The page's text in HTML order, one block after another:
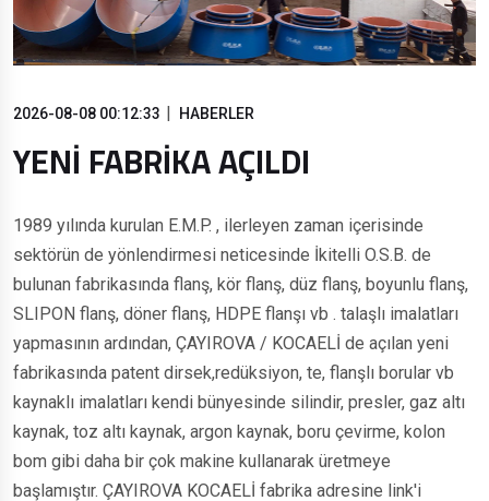
2026-08-08 00:12:33 HABERLER
YENİ FABRİKA AÇILDI
1989 yılında kurulan E.M.P. , ilerleyen zaman içerisinde
sektörün de yönlendirmesi neticesinde İkitelli O.S.B. de
bulunan fabrikasında flanş, kör flanş, düz flanş, boyunlu flanş,
SLIPON flanş, döner flanş, HDPE flanşı vb . talaşlı imalatları
yapmasının ardından, ÇAYIROVA / KOCAELİ de açılan yeni
fabrikasında patent dirsek,redüksiyon, te, flanşlı borular vb
kaynaklı imalatları kendi bünyesinde silindir, presler, gaz altı
kaynak, toz altı kaynak, argon kaynak, boru çevirme, kolon
bom gibi daha bir çok makine kullanarak üretmeye
başlamıştır. ÇAYIROVA KOCAELİ fabrika adresine link'i